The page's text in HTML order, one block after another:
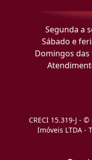
Segunda a
Sábado e
Domingos das
CRECI 15.319-J -
Imóveis LTDA -